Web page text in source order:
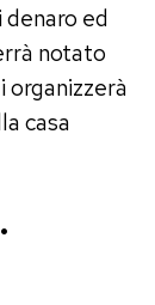
ed
notato
organizzerà
casa